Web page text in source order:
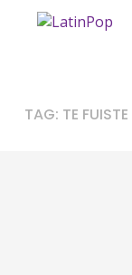
TAG: TE FUISTE